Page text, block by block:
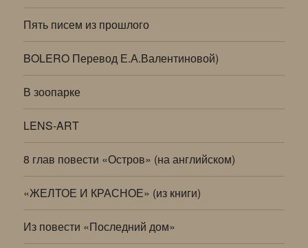
Пять писем из прошлого
BOLERO Перевод Е.А.Валентиновой)
В зоопарке
LENS-ART
8 глав повести «Остров» (на английском)
«ЖЕЛТОЕ И КРАСНОЕ» (из книги)
Из повести «Последний дом»